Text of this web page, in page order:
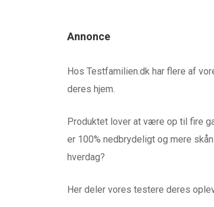
Annonce
Hos Testfamilien.dk har flere af
deres hjem.
Produktet lover at være op til fire
er 100% nedbrydeligt og mere
hverdag?
Her deler vores testere deres